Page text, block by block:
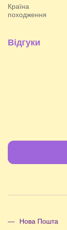
Країна
походження
Відгуки
Нова Пошта